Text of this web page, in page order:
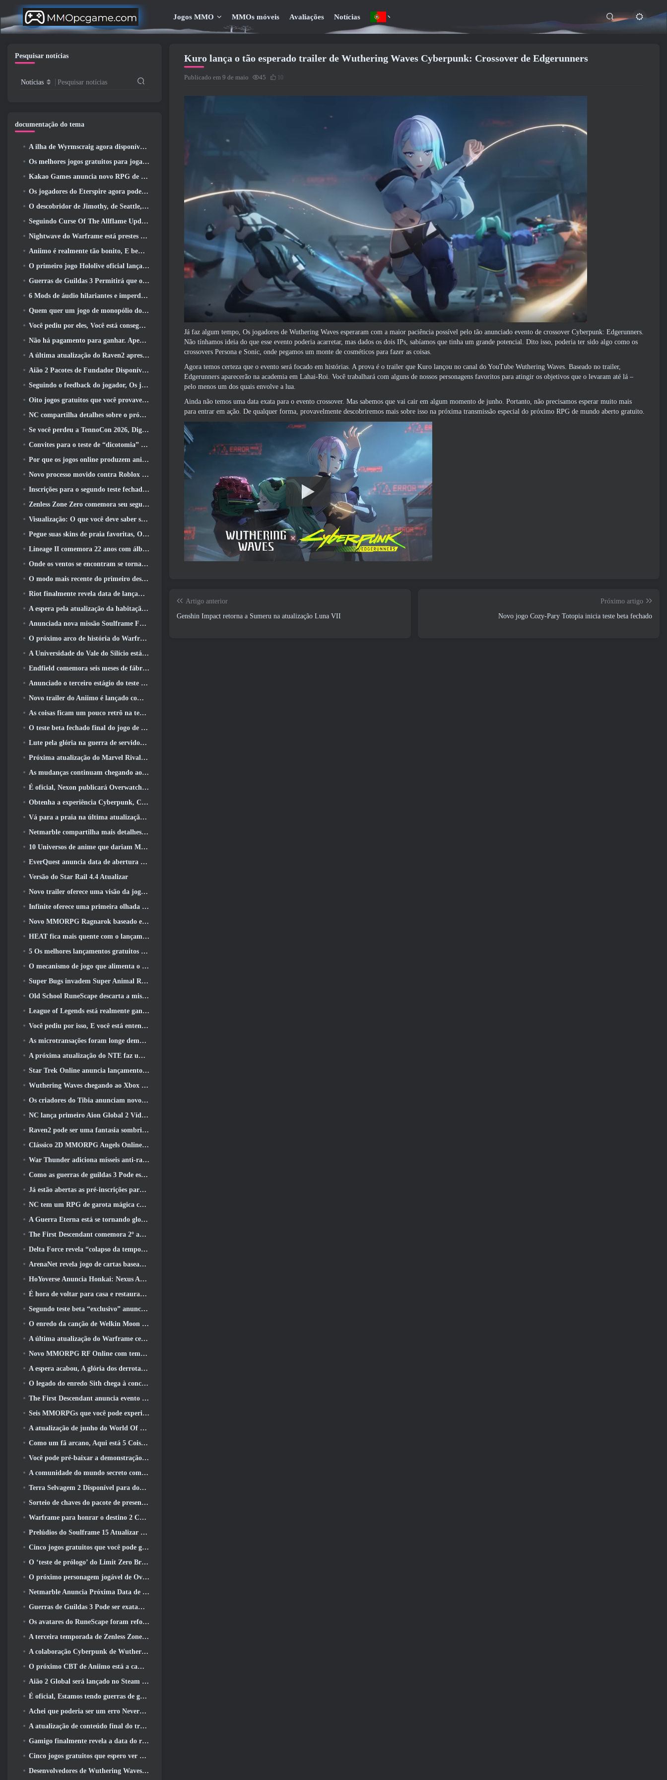
Jogos MMO MMOs móveis Avaliações Notícias
Kuro lança o tão esperado trailer de Wuthering Waves Cyberpunk: Crossover de Edgerunners
Publicado em 9 de maio 45 10
Já faz algum tempo, Os jogadores de Wuthering Waves esperaram com a maior paciência possível pelo tão anunciado evento de crossover Cyberpunk: Edgerunners.
Não tínhamos ideia do que esse evento poderia acarretar, mas dados os dois IPs, sabíamos que tinha um grande potencial. Dito isso, poderia ter sido algo como os
crossovers Persona e Sonic, onde pegamos um monte de cosméticos para fazer as coisas.
Agora temos certeza que o evento será focado em histórias. A prova é o trailer que Kuro lançou no canal do YouTube Wuthering Waves. Baseado no trailer,
Edgerunners aparecerão na academia em Lahai-Roi. Você trabalhará com alguns de nossos personagens favoritos para atingir os objetivos que o levaram até lá –
pelo menos um dos quais envolve a lua.
Ainda não temos uma data exata para o evento crossover. Mas sabemos que vai cair em algum momento de junho. Portanto, não precisamos esperar muito mais
para entrar em ação. De qualquer forma, provavelmente descobriremos mais sobre isso na próxima transmissão especial do próximo RPG de mundo aberto gratuito.
Artigo anterior
Genshin Impact retorna a Sumeru na atualização Luna VII
Próximo artigo
Novo jogo Cozy-Pary Totopia inicia teste beta fechado
Pesquisar notícias
Notícias Pesquisar notícias
documentação do tema
A ilha de Wyrmscraig agora disponível para exploração no RuneScape da velha escola
Os melhores jogos gratuitos para jogar com seu time (2026)
Kakao Games anuncia novo RPG de ação, Donzela Guardiã
Os jogadores do Eterspire agora podem viajar um pouco no tempo… como um deleite
O descobridor de Jimothy, de Seattle, tem ligações com a ArenaNet, Então é claro que eles estão adicionando isso ao Guild Wars 2
Seguindo Curse Of The Allflame Update Path Of Exile anuncia várias mudanças com base no feedback
Nightwave do Warframe está prestes a retornar de uma forma chocante
Aniimo é realmente tão bonito, E bem tranquilo
O primeiro jogo Hololive oficial lançado esta semana
Guerras de Guildas 3 Permitirá que os jogadores experimentem o mundo de Tyria antes que os Elder Dragons acordem
6 Mods de áudio hilariantes e imperdíveis para Marvel Rivals
Quem quer um jogo de monopólio do RuneScape? Porque um está a caminho
Você pediu por eles, Você está conseguindo. Dragões estão chegando a Albion Online
Não há pagamento para ganhar. Apenas Ragnarok. Origin Classic é lançado em julho 23
A última atualização do Raven2 apresenta sistema de despertar de habilidades, Oferecendo aos jogadores mais maneiras de aprimorar suas habilidades
Aião 2 Pacotes de Fundador Disponíveis para Compra, Completo com cinco dias de acesso antecipado
Seguindo o feedback do jogador, Os jogadores clássicos de League Of Legends não terão que pagar por skins clássicas
Oito jogos gratuitos que você provavelmente esqueceu e que fazem parte do Steam’s Train Fest
NC compartilha detalhes sobre o próximo acesso antecipado do Aion 2
Se você perdeu a TennoCon 2026, Digital Extremes está compartilhando todos os painéis
Convites para o teste de “dicotomia” do Silver Palace estão sendo enviados
Por que os jogos online produzem animes melhores do que os jogos de anime
Novo processo movido contra Roblox em Oregon, alegando incidente com cuidados infantis
Inscrições para o segundo teste fechado global MapleStory Classic World
Zenless Zone Zero comemora seu segundo aniversário oferecendo aos jogadores a escolha de um agente S-Rank gratuito
Visualização: O que você deve saber sobre o jogo de coleta de criaturas da HoYoverse, Honkai: Link Alma
Pegue suas skins de praia favoritas, Os Jogos de Verão voltaram ao Overwatch
Lineage II comemora 22 anos com álbum de vinil de edição de colecionador
Onde os ventos se encontram se torna “Eastern Steampunk” na versão 2.0
O modo mais recente do primeiro descendente reúne batalhas difíceis de interceptação de vazio e as profundezas
Riot finalmente revela data de lançamento do modo clássico de League Of Legends
A espera pela atualização da habitação dos grandes jogadores do RuneScape acabou
Anunciada nova missão Soulframe Fable
O próximo arco de história do Warframe leva os jogadores a um novo mapa estelar, O Sistema Tau
A Universidade do Vale do Silício está oferecendo bolsas de estudo para jogos e alguns dos requisitos são interessantes
Endfield comemora seis meses de fábricas e tirolesas durante sua próxima atualização
Anunciado o terceiro estágio do teste beta fechado das batalhas de infantaria do War Thunder
Novo trailer do Aniimo é lançado com o lançamento do último teste beta fechado
As coisas ficam um pouco retrô na temporada final 11 Atualizar
O teste beta fechado final do jogo de tiro F2P da Nexon Sudden Attack Zero Point começou hoje
Lute pela glória na guerra de servidores do Lineage II
Próxima atualização do Marvel Rivals leva a luta até os deuses
As mudanças continuam chegando ao RuneScape. Desta vez é a habitação do jogador
É oficial, Nexon publicará Overwatch na Coreia do Sul daqui para frente
Obtenha a experiência Cyberpunk, Completo com ciberpsicose, No próximo evento de crossover do Apex Legends
Vá para a praia na última atualização de Palia
Netmarble compartilha mais detalhes sobre o próximo jogo de nivelamento solo, Nivelamento Solo: KARMA na Anime Expo
10 Universos de anime que dariam MMOs incríveis
EverQuest anuncia data de abertura do segundo 2026 Servidor de expansão bloqueado por tempo
Versão do Star Rail 4.4 Atualizar
Novo trailer oferece uma visão da jogabilidade no Silver Palace
Infinite oferece uma primeira olhada no herói parecido com uma sereia chegando no SS13: Pós-luz
Novo MMORPG Ragnarok baseado em navegador, Anunciado o Universo Ragnarok
HEAT fica mais quente com o lançamento de um novo mapa do deserto
5 Os melhores lançamentos gratuitos para jogar 2025, Ainda vale a pena jogar 2026?
O mecanismo de jogo que alimenta o universo de fragmentos únicos do Eve Online agora é de código aberto
Super Bugs invadem Super Animal Royale na atualização ‘Super Natural’
Old School RuneScape descarta a missão do Grande Mestre ‘The Blood Moon Rises’, Encerrando uma missão de 20 anos
League of Legends está realmente ganhando um modo clássico
Você pediu por isso, E você está entendendo. Guildas agora estão disponíveis em Eterspire
As microtransações foram longe demais em jogos gratuitos?
A próxima atualização do NTE faz uma pequena viagem paralela a um jogo de mesa de fantasia
Star Trek Online anuncia lançamento da próxima temporada “Undiscovered”
Wuthering Waves chegando ao Xbox junto com a versão 3.5 Atualizar
Os criadores do Tibia anunciam novo teste do MMORPG de zumbis da velha escola, Persistir on-line
NC lança primeiro Aion Global 2 Vídeo do desenvolvedor, Compartilhando detalhes sobre o jogo
Raven2 pode ser uma fantasia sombria, Mas isso não impede a diversão do verão
Clássico 2D MMORPG Angels Online Global é lançado hoje
War Thunder adiciona mísseis anti-radiação e medidas de suporte eletrônico na atualização da cavalaria pesada
Como as guerras de guildas 3 Pode estar procurando inovar no espaço MMO
Já estão abertas as pré-inscrições para o MIRESI da Smilegate: Futuro Invisível
NC tem um RPG de garota mágica com um estilo de arte inspirado em anime dos anos 90 em desenvolvimento
A Guerra Eterna está se tornando global no Steam
The First Descendant comemora 2º aniversário com Descendant Fest 2026 Fluxo
Delta Force revela “colapso da temporada”, Anuncia colaboração Rainbow Six Siege
ArenaNet revela jogo de cartas baseado em Guild Wars, Enevoado
HoYoverse Anuncia Honkai: Nexus Anime “Teste de evolução”
É hora de voltar para casa e restaurar o retiro feliz onde os ventos se encontram
Segundo teste beta “exclusivo” anunciado para atiradores de sobrevivência em equipe
O enredo da canção de Welkin Moon de Genshin Impact chega ao fim.. Na lua
A última atualização do Warframe celebra todos os pais do espaço
Novo MMORPG RF Online com tema Mech da Netmarble será lançado globalmente
A espera acabou, A glória dos derrotados voltou
O legado do enredo Sith chega à conclusão hoje na última atualização do SWTOR
The First Descendant anuncia evento de colaboração EVANGELION
Seis MMORPGs que você pode experimentar durante o Steam Next Fest
A atualização de junho do World Of Warships comemora o Dia da Independência dos EUA com uma nova campanha narrativa
Como um fã arcano, Aqui está 5 Coisas que quero ver do MMO Riot
Você pode pré-baixar a demonstração do Steam Next Fest de Embers Of The Uncrowned Tomorrow
A comunidade do mundo secreto comemora o 14º aniversário com um mistério que eles devem resolver juntos
Terra Selvagem 2 Disponível para download gratuitamente (E manter) Por tempo limitado
Sorteio de chaves do pacote de presente Crystal Saga Nova
Warframe para honrar o destino 2 Com atividade e título especiais no jogo
Prelúdios do Soulframe 15 Atualizar saque e pesca de retrabalhos
Cinco jogos gratuitos que você pode gostar de experimentar durante o Bullet Fest
O ‘teste de prólogo’ do Limit Zero Breakers começa hoje
O próximo personagem jogável de Overwatch parece ser um chefe do crime ciborgue sobrecarregado
Netmarble Anuncia Próxima Data de Lançamento Global RF Online
Guerras de Guildas 3 Pode ser exatamente o que a indústria de MMO precisa agora
Os avatares do RuneScape foram reformulados na maior atualização visual do jogo nos últimos dez anos
A terceira temporada de Zenless Zone Zero começa com uma viagem para uma ilha Bangboo no céu, E para a plataforma Steam
A colaboração Cyberpunk de Wuthering Waves é exatamente o que eu quero dos meus eventos de crossover de videogame
O próximo CBT de Aniimo está a caminho… E, Temos uma janela oficial de lançamento
Aião 2 Global será lançado no Steam e no Purple ainda este ano
É oficial, Estamos tendo guerras de guildas 3
Achei que poderia ser um erro Neverness To Everness ter o evento Porsche Collab Gacha tão cedo, Mas eu estava errado
A atualização de conteúdo final do trailer de Destiny 2 é um grito de guerra
Gamigo finalmente revela a data do retorno de Gloria Victis, Será que sobreviverá na segunda vez?
Cinco jogos gratuitos que espero ver durante o Summer Game Fest
Desenvolvedores de Wuthering Waves discutem a criação da sequência de batalha Lahai-Roi Mech